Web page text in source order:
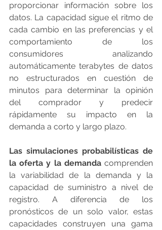
proporcionar información sobre los
datos. La capacidad sigue el ritmo de
cada cambio en las preferencias y el
comportamiento de los
consumidores analizando
automáticamente terabytes de datos
no estructurados en cuestión de
minutos para determinar la opinión
del comprador y predecir
rápidamente su impacto en la
demanda a corto y largo plazo.
Las simulaciones probabilísticas de
la oferta y la demanda comprenden
la variabilidad de la demanda y la
capacidad de suministro a nivel de
registro. A diferencia de los
pronósticos de un solo valor, estas
capacidades construyen una gama